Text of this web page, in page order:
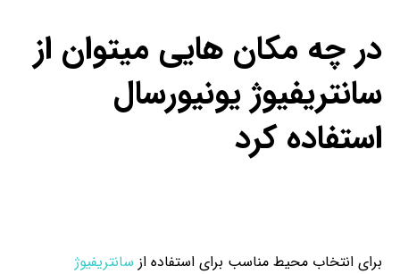
در چه مکان هایی میتوان از
سانتریفیوژ یونیورسال
استفاده کرد
برای انتخاب محیط مناسب برای استفاده از سانتریفیوژ